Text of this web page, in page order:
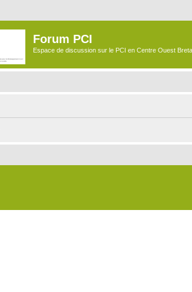
Forum PCI
Espace de discussion sur le PCI en Centre Ouest